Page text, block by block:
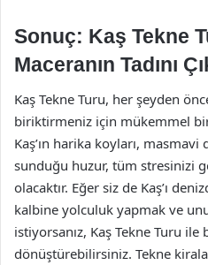
Sonuç: Kaş Tekne
Maceranın Tadını
Kaş Tekne Turu, her şeyden
biriktirmeniz için mükemmel bir
Kaş’ın harika koyları,
sunduğu huzur, tüm stresinizi
olacaktır. Eğer siz de Kaş’ı
kalbine yolculuk yapmak ve
istiyorsanız, Kaş Tekne Turu
dönüştürebilirsiniz. Tekne